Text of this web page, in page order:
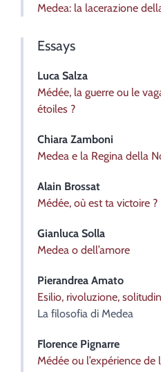
Medea: la lacerazione
Essays
Luca Salza
Médée, la guerre ou le
étoiles ?
Chiara Zamboni
Medea e la Regina della
Alain Brossat
Médée, où est ta victoire ?
Gianluca Solla
Medea o dell’amore
Pierandrea Amato
Esilio, rivoluzione,
La filosofia di Medea
Florence Pignarre
Médée ou l’expérience de